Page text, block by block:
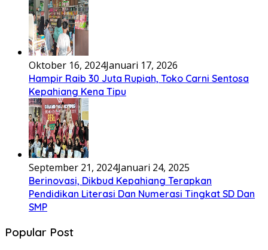
Oktober 16, 2024Januari 17, 2026
Hampir Raib 30 Juta Rupiah, Toko Carni Sentosa
Kepahiang Kena Tipu
September 21, 2024Januari 24, 2025
Berinovasi, Dikbud Kepahiang Terapkan
Pendidikan Literasi Dan Numerasi Tingkat SD Dan
SMP
Popular Post